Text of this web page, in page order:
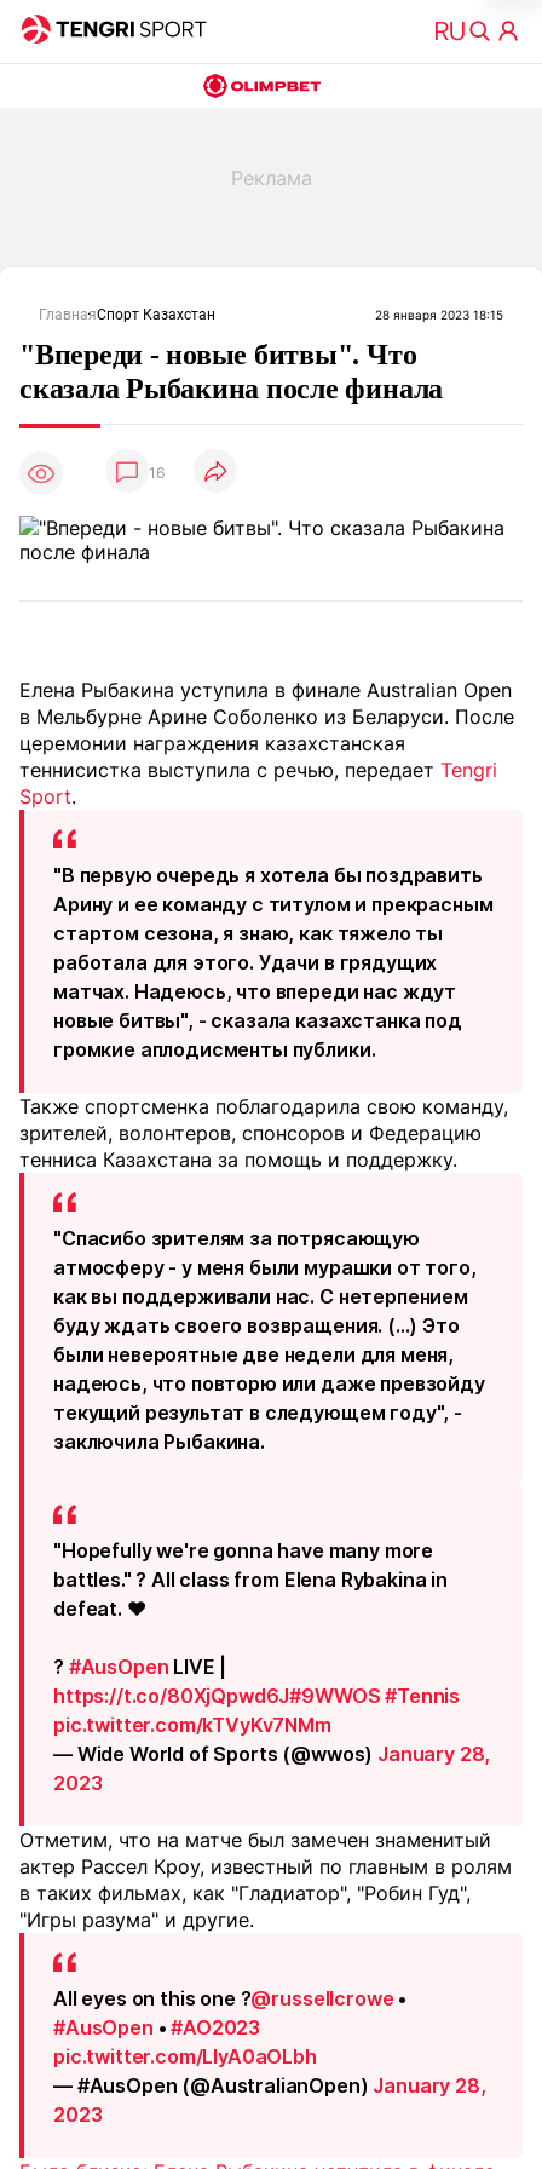
ГлавнаяСпорт Казахстан 28 января 2023 18:15
"Впереди - новые битвы". Что
сказала Рыбакина после финала
16
Елена Рыбакина уступила в финале Australian Open
в Мельбурне Арине Соболенко из Беларуси. После
церемонии награждения казахстанская
теннисистка выступила с речью, передает Tengri
Sport.
"В первую очередь я хотела бы поздравить
Арину и ее команду с титулом и прекрасным
стартом сезона, я знаю, как тяжело ты
работала для этого. Удачи в грядущих
матчах. Надеюсь, что впереди нас ждут
новые битвы", - сказала казахстанка под
громкие аплодисменты публики.
Также спортсменка поблагодарила свою команду,
зрителей, волонтеров, спонсоров и Федерацию
тенниса Казахстана за помощь и поддержку.
"Спасибо зрителям за потрясающую
атмосферу - у меня были мурашки от того,
как вы поддерживали нас. С нетерпением
буду ждать своего возвращения. (...) Это
были невероятные две недели для меня,
надеюсь, что повторю или даже превзойду
текущий результат в следующем году", -
заключила Рыбакина.
"Hopefully we're gonna have many more
battles." ? All class from Elena Rybakina in
defeat. ❤️
?️ #AusOpen LIVE |
https://t.co/80XjQpwd6J#9WWOS #Tennis
pic.twitter.com/kTVyKv7NMm
— Wide World of Sports (@wwos) January 28,
2023
Отметим, что на матче был замечен знаменитый
актер Рассел Кроу, известный по главным в ролям
в таких фильмах, как "Гладиатор", "Робин Гуд",
"Игры разума" и другие.
All eyes on this one ?@russellcrowe •
#AusOpen •#AO2023
pic.twitter.com/LIyA0aOLbh
— #AusOpen (@AustralianOpen) January 28,
2023